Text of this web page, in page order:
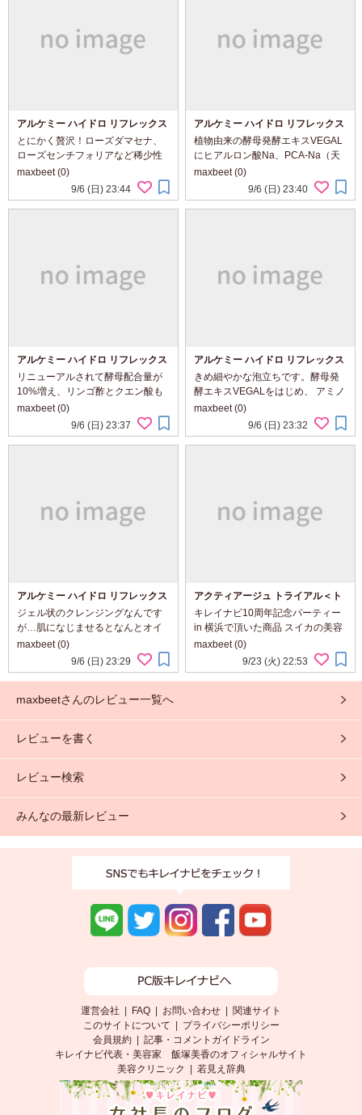
アルケミー ハイドロ リフレックス
インテンシブ クリーム
とにかく贅沢！ローズダマセナ、
ローズセンチフォリアなど稀少性
の高いローズオイルを贅沢に使用
したクリームなんで酵母発酵エキ
スVEGAL、セラミド２､ヒマワリ
maxbeet (0)
9/6 (日) 23:44
アルケミー ハイドロ リフレックス
ディープ セラム
植物由来の酵母発酵エキスVEGAL
にヒアルロン酸Na、PCA-Na（天
然保湿因子）､大豆発酵エキス（ナ
ットウガム）と沢山の保湿成分が
配合されています。ナットウのニ
maxbeet (0)
9/6 (日) 23:40
アルケミー ハイドロ リフレックス
ローション
リニューアルされて酵母配合量が
10%増え、リンゴ酢とクエン酸も
加わり、保湿力、キメがＵＰして
いるんですよ。 香りがローズベー
スですがグリーンフレッシュ、カ
maxbeet (0)
9/6 (日) 23:37
アルケミー ハイドロ リフレックス
ウォッシング フォーム
きめ細やかな泡立ちです。酵母発
酵エキスVEGALをはじめ、 アミノ
酸の一種であるセリン、グリシン
等の保湿成分が配合されているの
で洗った後のしっとり感が嬉しい
maxbeet (0)
9/6 (日) 23:32
アルケミー ハイドロ リフレックス
クレンジング ジェル
ジェル状のクレンジングなんです
が…肌になじませるとなんとオイ
ルに！！でもべたつかずなめらか
にメイクに馴染んでしっかり落と
してくれます宇。保湿成分配合な
す
maxbeet (0)
9/6 (日) 23:29
アクティアージュ トライアル＜ト
ライアルセット＞
キレイナビ10周年記念パーティー
in 横浜で頂いた商品 スイカの美容
成分をギュッと濃縮したスキンケ
アセット スイカ食べるのが大好き
な私ですが、こちらはスイカの美
maxbeet (0)
9/23 (火) 22:53
maxbeetさんのレビュー一覧へ
レビューを書く
レビュー検索
みんなの最新レビュー
運営会社 FAQ お問い合わせ
関連サイト
このサイトについて
プライバシーポリシー
会員規約| 記事・コメントガイドライン
キレイナビ代表・美容家 飯塚美香のオフィシャルサイト
美容クリニック
若見え辞典